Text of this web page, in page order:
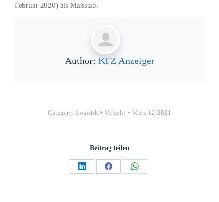
Februar 2020) als Maßstab.
Author: KFZ Anzeiger
Category: Logistik + Verkehr März 12, 2021
Beitrag teilen